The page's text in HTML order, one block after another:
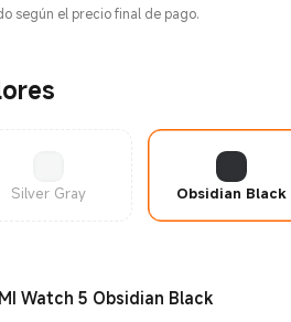
según el precio final de pago.
Silver Gray Obsidian Black
Watch 5 Obsidian Black